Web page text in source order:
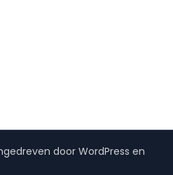
door WordPress en